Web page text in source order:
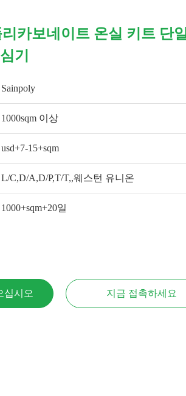
카보네이트 온실 키트 단일
기
Sainpoly
1000sqm 이상
usd+7-15+sqm
L/C,D/A,D/P,T/T,,웨스턴 유니온
1000+sqm+20일
십시오 지금 접촉하세요